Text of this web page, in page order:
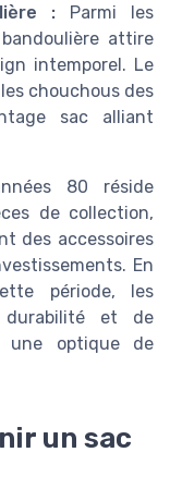
: Parmi les
attire
intemporel. Le
chouchous des
sac alliant
80 réside
de collection,
des accessoires
En
période, les
et de
une optique de
un sac